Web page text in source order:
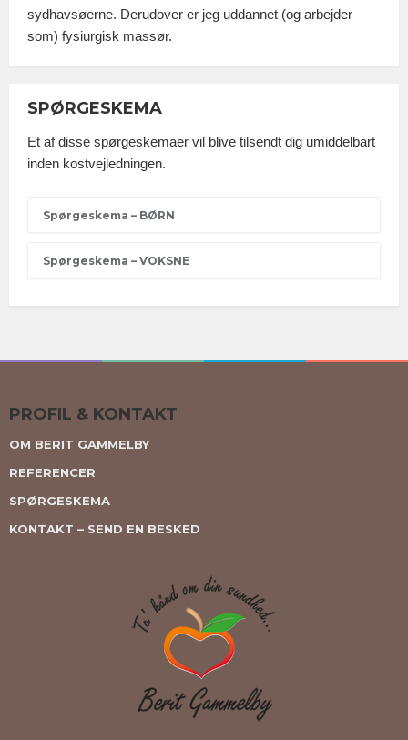
sydhavsøerne. Derudover er jeg uddannet (og arbejder
som) fysiurgisk massør.
SPØRGESKEMA
Et af disse spørgeskemaer vil blive tilsendt dig umiddelbart
inden kostvejledningen.
Spørgeskema – BØRN
Spørgeskema – VOKSNE
PROFIL & KONTAKT
OM BERIT GAMMELBY
REFERENCER
SPØRGESKEMA
KONTAKT – SEND EN BESKED